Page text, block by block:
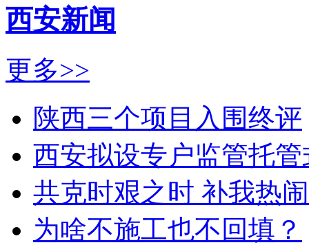
西安新闻
更多>>
陕西三个项目入围终评
西安拟设专户监管托
共克时艰之时 补我热
为啥不施工也不回填？